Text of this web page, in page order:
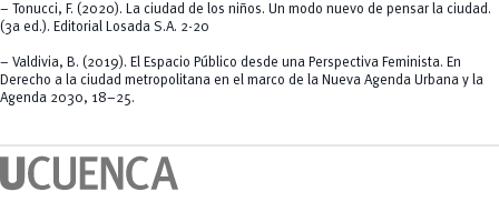
– Tonucci, F. (2020). La ciudad de los niños. Un modo nuevo de pensar la ciudad.
(3a ed.). Editorial Losada S.A. 2-20
– Valdivia, B. (2019). El Espacio Público desde una Perspectiva Feminista. En
Derecho a la ciudad metropolitana en el marco de la Nueva Agenda Urbana y la
Agenda 2030, 18–25.